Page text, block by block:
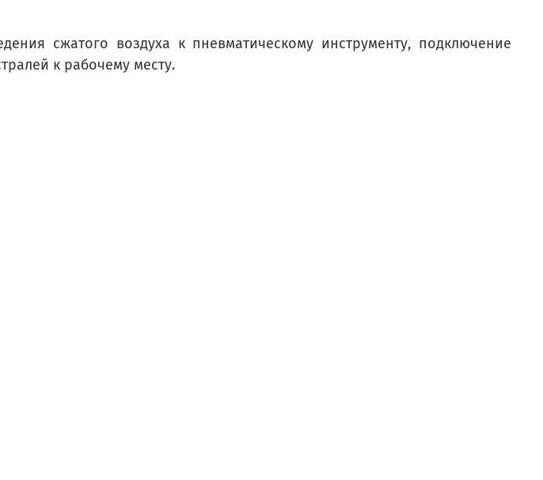
сжатого воздуха к пневматическому инструменту, подключение
к рабочему месту.